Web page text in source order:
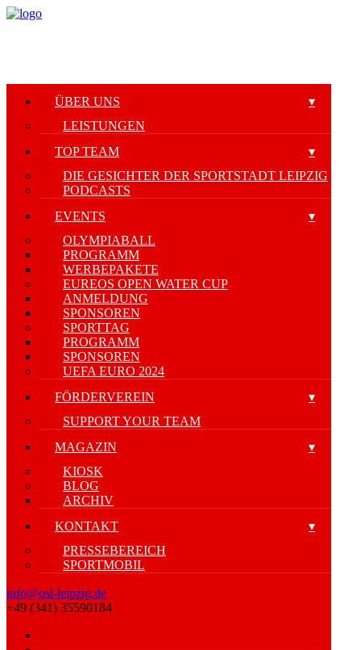
ÜBER UNS
LEISTUNGEN
TOP TEAM
DIE GESICHTER DER SPORTSTADT LEIPZIG
PODCASTS
EVENTS
OLYMPIABALL
PROGRAMM
WERBEPAKETE
EUREOS OPEN WATER CUP
ANMELDUNG
SPONSOREN
SPORTTAG
PROGRAMM
SPONSOREN
UEFA EURO 2024
FÖRDERVEREIN
SUPPORT YOUR TEAM
MAGAZIN
KIOSK
BLOG
ARCHIV
KONTAKT
PRESSEBEREICH
SPORTMOBIL
info@osl-leipzig.de
+49 (341) 35590184